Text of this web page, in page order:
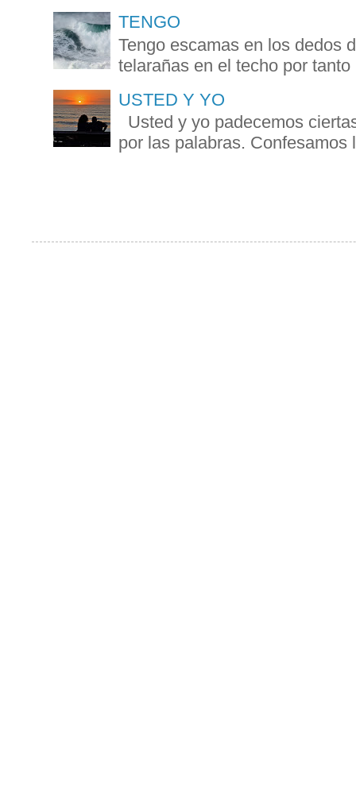
TENGO
Tengo escamas en los dedos
telarañas en el techo por
USTED Y YO
Usted y yo padecemos
por las palabras.